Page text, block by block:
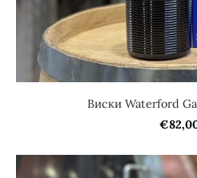
Виски Waterford